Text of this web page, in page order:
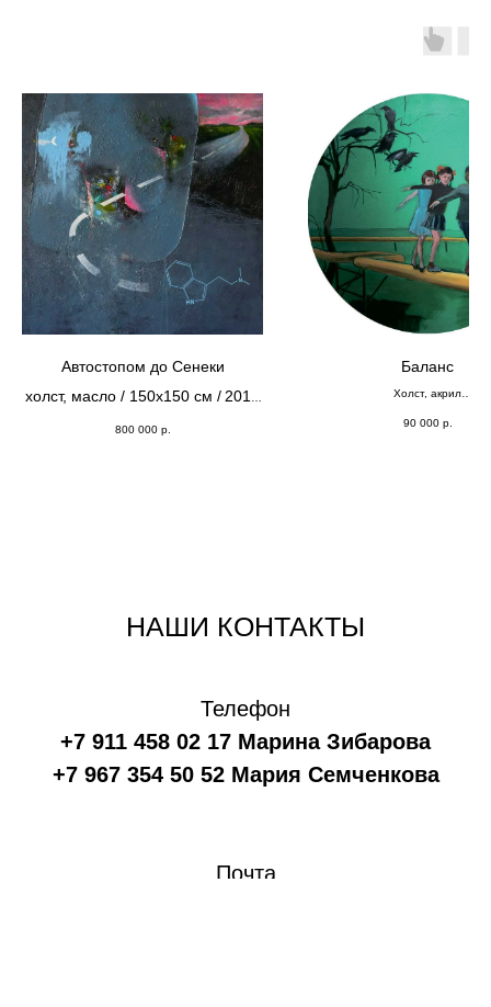
Автостопом до Сенеки
холст, масло / 150х150 см /2019
800 000 р.
Баланс
Холст, акрил
90 000 р.
НАШИ КОНТАКТЫ
Телефон
+7 911 458 02 17 Марина Зибарова
+7 967 354 50 52 Мария Семченкова
Почта